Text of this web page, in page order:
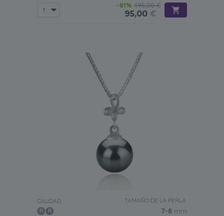
-81% 495,00 €
95,00 €
CALIDAD: TAMAÑO DE LA PERLA:
7-8 mm